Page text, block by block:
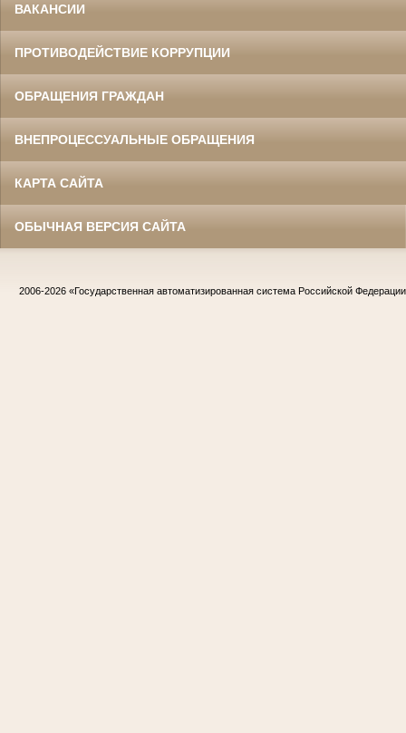
ВАКАНСИИ
ПРОТИВОДЕЙСТВИЕ КОРРУПЦИИ
ОБРАЩЕНИЯ ГРАЖДАН
ВНЕПРОЦЕССУАЛЬНЫЕ ОБРАЩЕНИЯ
КАРТА САЙТА
ОБЫЧНАЯ ВЕРСИЯ САЙТА
2006-2026 «Государственная автоматизированная система Российской